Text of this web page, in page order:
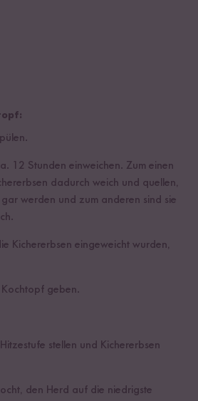
12 Stunden einweichen. Zum einen
dadurch weich und quellen,
werden und zum anderen sind sie
Kichererbsen eingeweicht wurden,
Kochtopf geben.
stellen und Kichererbsen
den Herd auf die niedrigste